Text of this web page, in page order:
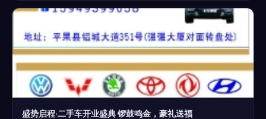
盛势启程·二手车开业盛典 锣鼓鸣金，豪礼送福